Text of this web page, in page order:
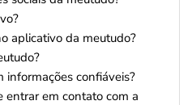
aplicativo da meutudo?
confiáveis?
entrar em contato com a